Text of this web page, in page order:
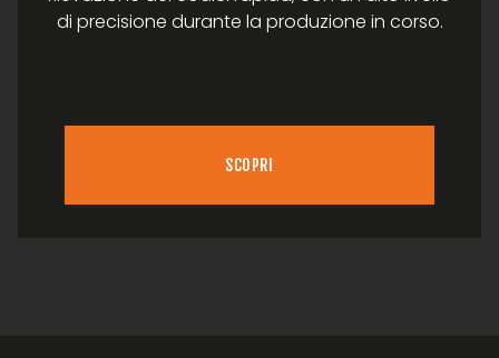
di precisione durante la produzione in corso.
SCOPRI